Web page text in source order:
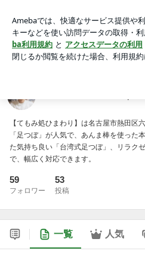
アプリをダウンロードして ブログの
ょう。
【てもみ処ひまわり】は名古屋市熱田区
「足つぼ」が人気で、あんま棒を使った
た気持ち良い「台湾式足つぼ」、リラク
で、幅広く対応できます。
59
フォロワー
53
投稿
一覧 人気